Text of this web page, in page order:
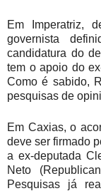
Em Imperatriz,
governista
candidatura do
tem o apoio do
Como é sabido,
pesquisas de
Em Caxias, o
deve ser firmado
a ex-deputada
Neto
Pesquisas já